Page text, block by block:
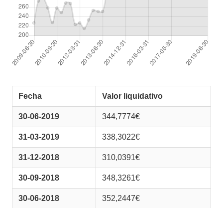
Fecha Valor liquidativo
30-06-2019 344,7774€
31-03-2019 338,3022€
31-12-2018 310,0391€
30-09-2018 348,3261€
30-06-2018 352,2447€